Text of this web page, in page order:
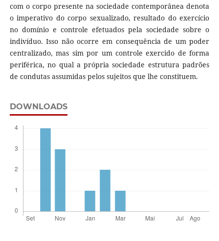
com o corpo presente na sociedade contemporânea denota
o imperativo do corpo sexualizado, resultado do exercício
no domínio e controle efetuados pela sociedade sobre o
indivíduo. Isso não ocorre em consequência de um poder
centralizado, mas sim por um controle exercido de forma
periférica, no qual a própria sociedade estrutura padrões
de condutas assumidas pelos sujeitos que lhe constituem.
DOWNLOADS